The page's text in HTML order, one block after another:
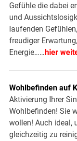
Gefühle die dabei
und
laufenden
freudiger
Energie…… hier
Wohlbefinden auf
Aktivierung Ihrer
Wohlbefinden! Sie
wollen! Auch ideal,
gleichzeitig zu